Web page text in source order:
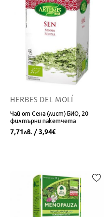
HERBES DEL MOLÍ
Чай от Сена (лист) БИО, 20
филтърни пакетчета
7,71лв. / 3,94€